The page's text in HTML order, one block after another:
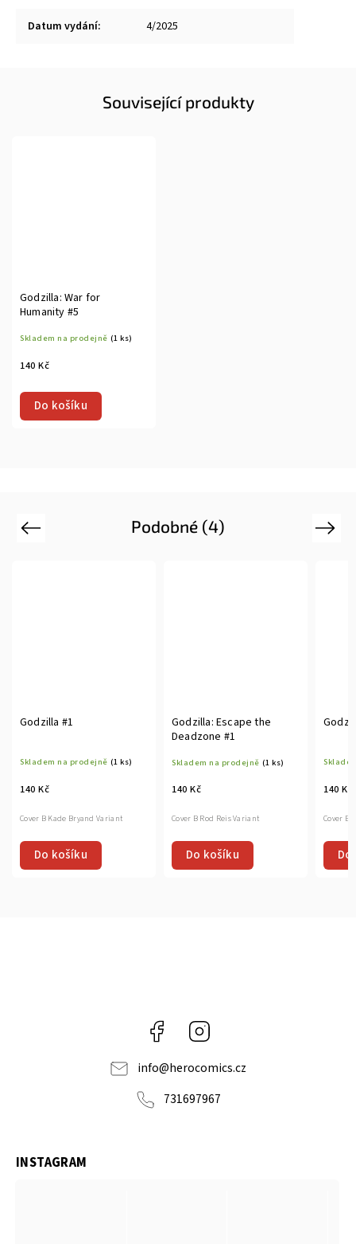
Datum vydání: 4/2025
Související produkty
Godzilla: War for
Humanity #5
Skladem na prodejně (1 ks)
140 Kč
Do košíku
Podobné (4)
Previous
Godzilla #1
Skladem na prodejně (1 ks)
140 Kč
Do košíku
Cover B Kade Bryand Variant
Godzilla: Escape the
Deadzone #1
Skladem na prodejně (1 ks)
140 Kč
Do košíku
Cover B Rod Reis Variant
140 Kč
Cover B
Next
Facebook
info@herocomics.cz
731697967
INSTAGRAM